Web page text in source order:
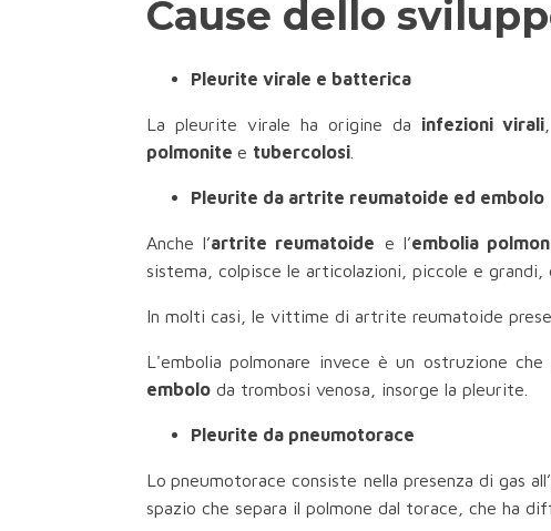
Cause dello
Pleurite virale e batterica
La pleurite virale ha origine da infezioni virali
polmonite e tubercolosi
Pleurite da artrite reumatoide ed embolo
Anche l’artrite reumatoide e l’embolia
sistema, colpisce le articolazioni, piccole e
In molti casi, le vittime di artrite reumatoide
L'embolia polmonare invece è un ostruzione
embolo da trombosi venosa, insorge la pleurite.
Pleurite da pneumotorace
Lo pneumotorace consiste nella presenza di gas
spazio che separa il polmone dal torace, che ha